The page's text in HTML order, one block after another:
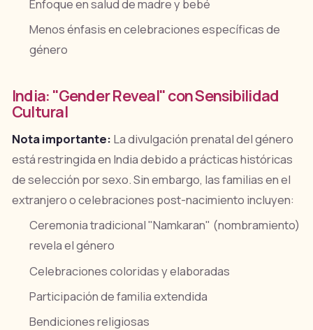
Enfoque en salud de madre y bebé
Menos énfasis en celebraciones específicas de
género
India: "Gender Reveal" con Sensibilidad
Cultural
Nota importante: La divulgación prenatal del género
está restringida en India debido a prácticas históricas
de selección por sexo. Sin embargo, las familias en el
extranjero o celebraciones post-nacimiento incluyen:
Ceremonia tradicional "Namkaran" (nombramiento)
revela el género
Celebraciones coloridas y elaboradas
Participación de familia extendida
Bendiciones religiosas